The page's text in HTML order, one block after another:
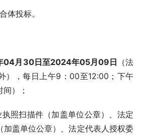
体投标。
04月 30日至2024年05月 09 日 （法
），每日上午9：00至12:00；下午
）；
照扫描件（加盖单位公章）、法定
加盖单位公章）、法定代表人授权委